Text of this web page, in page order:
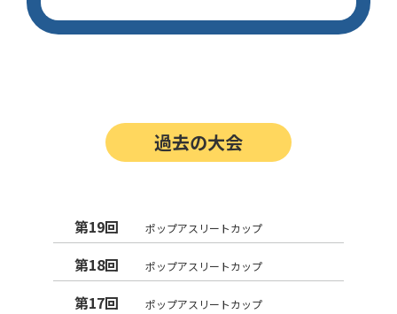
過去の大会
第19回 ポップアスリートカップ
第18回 ポップアスリートカップ
第17回 ポップアスリートカップ